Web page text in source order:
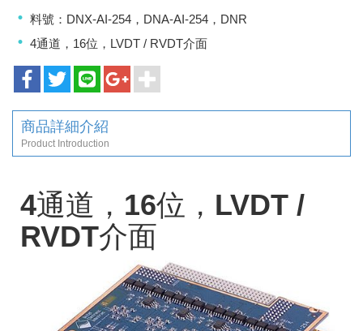
料號：DNX-AI-254，DNA-AI-254，DNR
4通道，16位，LVDT / RVDT介面
商品詳細介紹
Product Introduction
4通道，16位，LVDT /
RVDT介面